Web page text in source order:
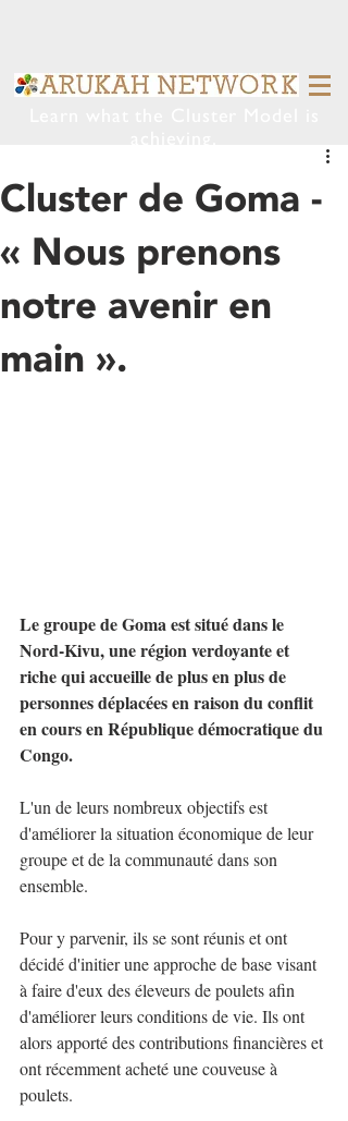
Cluster de Goma -
« Nous prenons
notre avenir en
main ».
Le groupe de Goma est situé dans le
Nord-Kivu, une région verdoyante et
riche qui accueille de plus en plus de
personnes déplacées en raison du conflit
en cours en République démocratique du
Congo.
L'un de leurs nombreux objectifs est
d'améliorer la situation économique de leur
groupe et de la communauté dans son
ensemble.
Pour y parvenir, ils se sont réunis et ont
décidé d'initier une approche de base visant
à faire d'eux des éleveurs de poulets afin
d'améliorer leurs conditions de vie. Ils ont
alors apporté des contributions financières et
ont récemment acheté une couveuse à
poulets.